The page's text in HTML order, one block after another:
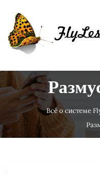
Всё о системе